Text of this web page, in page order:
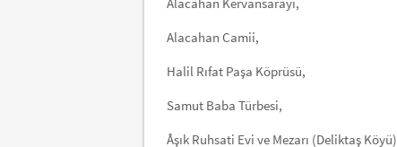
Alacahan Camii,
Halil Rıfat Paşa Köprüsü,
Samut Baba Türbesi,
Âşık Ruhsati Evi ve Mezarı (Deliktaş Köyü)